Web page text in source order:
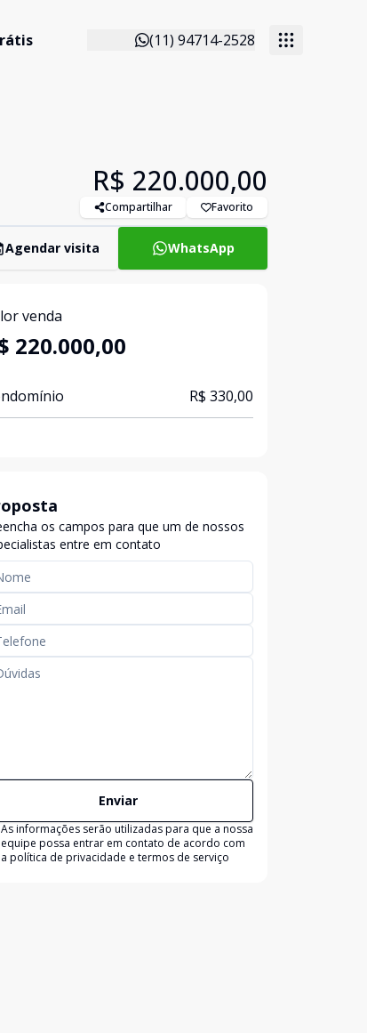
(11) 94714-2528
R$ 220.000,00
Compartilhar Favorito
Agendar visita WhatsApp
venda
220.000,00
R$ 330,00
os campos para que um de nossos
entre em contato
Enviar
As informações serão utilizadas para que a nossa
equipe possa entrar em contato de acordo com
a política de privacidade e termos de serviço